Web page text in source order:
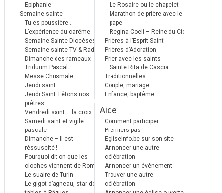
Epiphanie
Semaine sainte
Tu es poussière…
L’expérience du carême
Semaine Sainte Diocèses
Semaine sainte TV & Radio
Dimanche des rameaux
Triduum Pascal
Messe Chrismale
Jeudi saint
Jeudi Saint: Fêtons nos
prêtres
Vendredi saint – la croix
Samedi saint et vigile
pascale
Dimanche – Il est
réssuscité !
Pourquoi dit-on que les
cloches viennent de Rome ?
Le suaire de Turin
Le gigot d’agneau, star des
Le Rosaire ou le chapelet
Marathon de prière avec le
pape
Regina Coeli – Reine du Ciel
Prières à l’Esprit Saint
Prières d’Adoration
Prier avec les saints
Sainte Rita de Cascia
Traditionnelles
Couple, mariage
Enfance, baptême
Aide
Comment participer
Premiers pas
EgliseInfo.be sur son site
Annoncer une autre
célébration
Annoncer un évènement
Trouver une autre
célébration